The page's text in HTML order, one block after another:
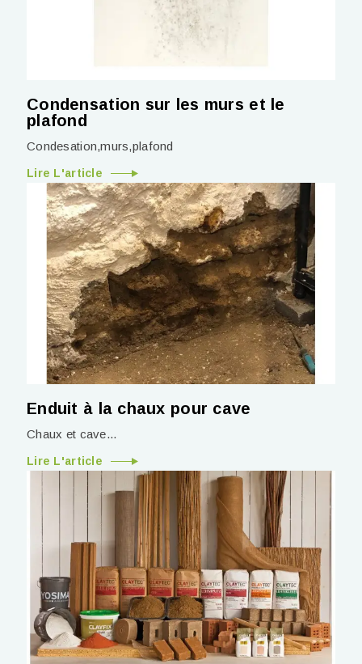
Condensation sur les murs et le
plafond
Condesation,murs,plafond
Lire L'article
Enduit à la chaux pour cave
Chaux et cave...
Lire L'article